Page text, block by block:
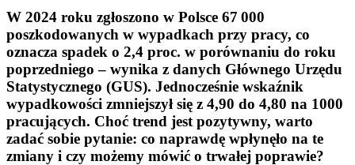
W 2024 roku zgłoszono w Polsce 67 000
poszkodowanych w wypadkach przy pracy, co
oznacza spadek o 2,4 proc. w porównaniu do roku
poprzedniego – wynika z danych Głównego Urzędu
Statystycznego (GUS). Jednocześnie wskaźnik
wypadkowości zmniejszył się z 4,90 do 4,80 na 1000
pracujących. Choć trend jest pozytywny, warto
zadać sobie pytanie: co naprawdę wpłynęło na te
zmiany i czy możemy mówić o trwałej poprawie?